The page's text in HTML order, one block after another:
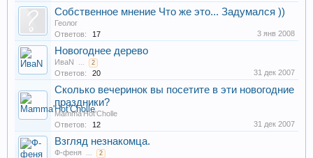
Собственное мнение Что же это... Задумался ))
Геолог
Ответов:
17 3 янв 2008
Новогоднее дерево
ИваN ... 2
Ответов: 20 31 дек 2007
Сколько вечеринок вы посетите в эти новогодние
праздники?
Mamma'Hot'Cholle
Ответов:
12 31 дек 2007
Взгляд незнакомца.
Ф-феня ... 2